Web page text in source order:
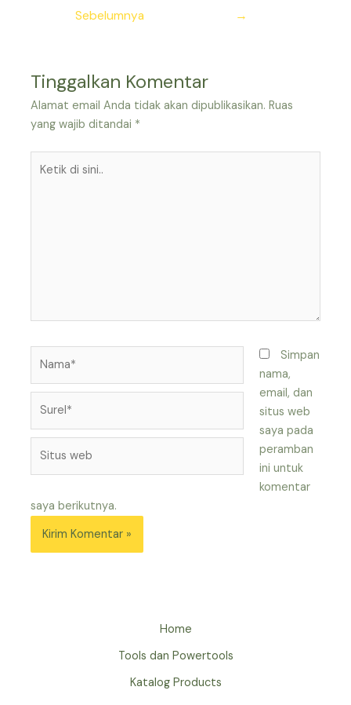
Sebelumnya
→
Tinggalkan Komentar
Alamat email Anda tidak akan dipublikasikan. Ruas
yang wajib ditandai *
web
Simpan
nama,
email, dan
situs web
saya pada
peramban
ini untuk
komentar
saya berikutnya.
Home
Tools dan Powertools
Katalog Products